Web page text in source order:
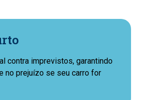
contra imprevistos, garantindo
no prejuízo se seu carro for